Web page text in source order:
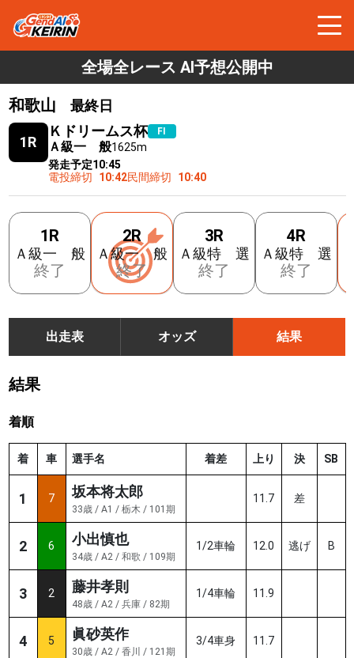
全場全レース AI予想公開中
和歌山
最終日
1R
Ｋドリームス杯 FⅠ
Ａ級一 般1625m
発走予定10:45
電投締切
10:42民間締切 10:40
1R
Ａ級一 般
終了
2R
Ａ級一 般
終了
3R
Ａ級特 選
終了
4R
Ａ級特 選
終了
出走表 オッズ 結果
結果
着順
着 車 選手名 着差 上り 決 SB
1 7 坂本将太郎
33歳 / A1 / 栃木 / 101期
11.7 差
2 6 小出慎也
34歳 / A2 / 和歌 / 109期
1/2車輪 12.0 逃げ B
3 2 藤井孝則
48歳 / A2 / 兵庫 / 82期
1/4車輪 11.9
4 5 眞砂英作
30歳 / A2 / 香川 / 121期
3/4車身 11.7